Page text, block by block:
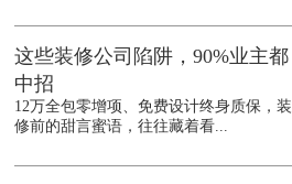
这些装修公司陷阱，90%业主都
中招
12万全包零增项、免费设计终身质保，装
修前的甜言蜜语，往往藏着看...